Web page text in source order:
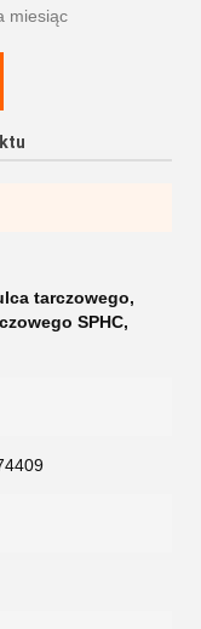
miesiąc
tarczowego,
SPHC,